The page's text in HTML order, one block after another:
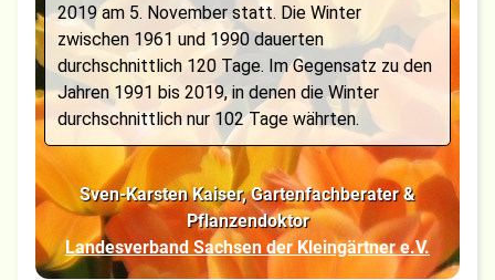
2019 am 5. November statt. Die Winter
zwischen 1961 und 1990 dauerten
durchschnittlich 120 Tage. Im Gegensatz zu den
Jahren 1991 bis 2019, in denen die Winter
durchschnittlich nur 102 Tage währten.
Sven-Karsten Kaiser, Gartenfachberater &
Pflanzendoktor
Landesverband Sachsen der Kleingärtner e.V.